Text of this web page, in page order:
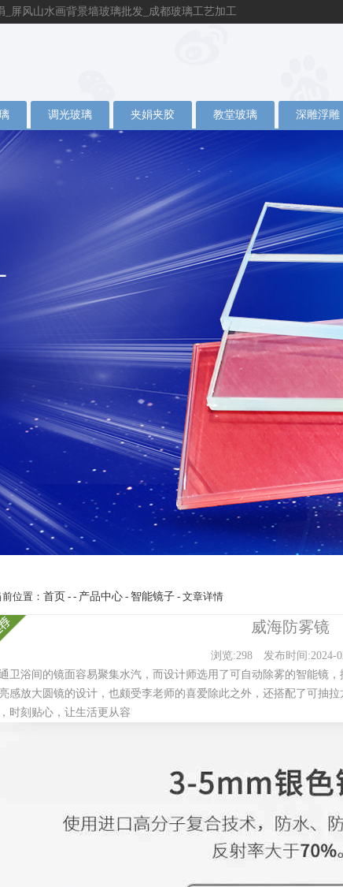
屏风山水画背景墙玻璃批发_成都玻璃工艺加工
调光玻璃 夹娟夹胶 教堂玻璃 深雕浮雕
前位置： 首页 - - 产品中心 - 智能镜子 - 文章详情
威海防雾镜
浏览:298
发布时间:2024-
卫浴间的镜面容易聚集水汽，而设计师选用了可自动除雾的智能镜
感放大圆镜的设计，也颇受李老师的喜爱除此之外，还搭配了可抽
时刻贴心，让生活更从容